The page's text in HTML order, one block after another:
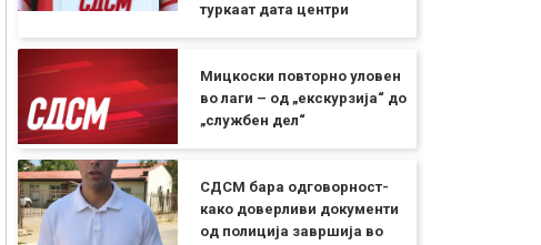
туркаат дата центри
Мицкоски повторно уловен
во лаги – од „екскурзија“ до
„службен дел“
СДСМ бара одговорност-
како доверливи документи
од полиција завршија во